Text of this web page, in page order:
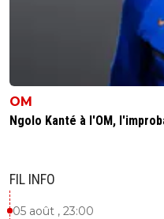
OM
Ngolo Kanté à l'OM,
FIL INFO
05 août , 23:00